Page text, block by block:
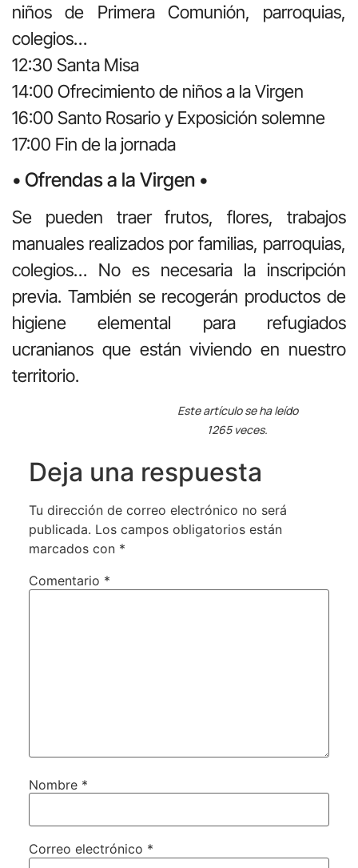
niños de Primera Comunión, parroquias,
colegios…
12:30 Santa Misa
14:00 Ofrecimiento de niños a la Virgen
16:00 Santo Rosario y Exposición solemne
17:00 Fin de la jornada
• Ofrendas a la Virgen •
Se pueden traer frutos, flores, trabajos
manuales realizados por familias, parroquias,
colegios… No es necesaria la inscripción
previa. También se recogerán productos de
higiene elemental para refugiados
ucranianos que están viviendo en nuestro
territorio.
Este artículo se ha leído
1265 veces.
Deja una respuesta
Tu dirección de correo electrónico no será
publicada. Los campos obligatorios están
marcados con *
Comentario *
Nombre *
Correo electrónico *